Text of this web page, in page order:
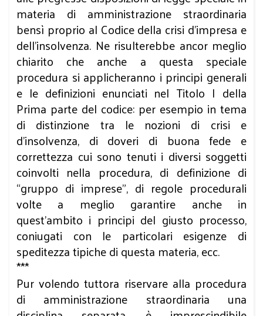
materia di amministrazione straordinaria
bensì proprio al Codice della crisi d’impresa e
dell’insolvenza. Ne risulterebbe ancor meglio
chiarito che anche a questa speciale
procedura si applicheranno i principi generali
e le definizioni enunciati nel Titolo I della
Prima parte del codice: per esempio in tema
di distinzione tra le nozioni di crisi e
d’insolvenza, di doveri di buona fede e
correttezza cui sono tenuti i diversi soggetti
coinvolti nella procedura, di definizione di
“gruppo di imprese”, di regole procedurali
volte a meglio garantire anche in
quest’ambito i principi del giusto processo,
coniugati con le particolari esigenze di
speditezza tipiche di questa materia, ecc.
***
Pur volendo tuttora riservare alla procedura
di amministrazione straordinaria una